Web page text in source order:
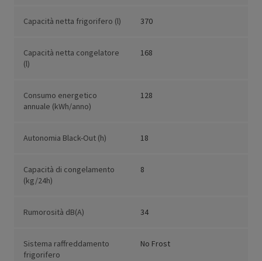
Capacità netta frigorifero (l) 370
Capacità netta congelatore
(l)
168
Consumo energetico
annuale (kWh/anno)
128
Autonomia Black-Out (h) 18
Capacità di congelamento
(kg/24h)
8
Rumorosità dB(A) 34
Sistema raffreddamento
frigorifero
No Frost